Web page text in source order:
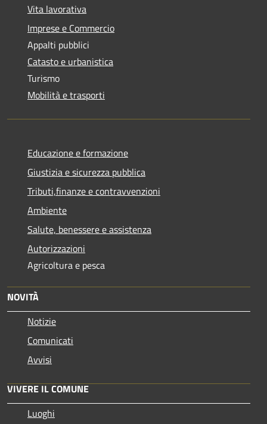
Vita lavorativa
Imprese e Commercio
Appalti pubblici
Catasto e urbanistica
Turismo
Mobilità e trasporti
Educazione e formazione
Giustizia e sicurezza pubblica
Tributi,finanze e contravvenzioni
Ambiente
Salute, benessere e assistenza
Autorizzazioni
Agricoltura e pesca
NOVITÀ
Notizie
Comunicati
Avvisi
VIVERE IL COMUNE
Luoghi